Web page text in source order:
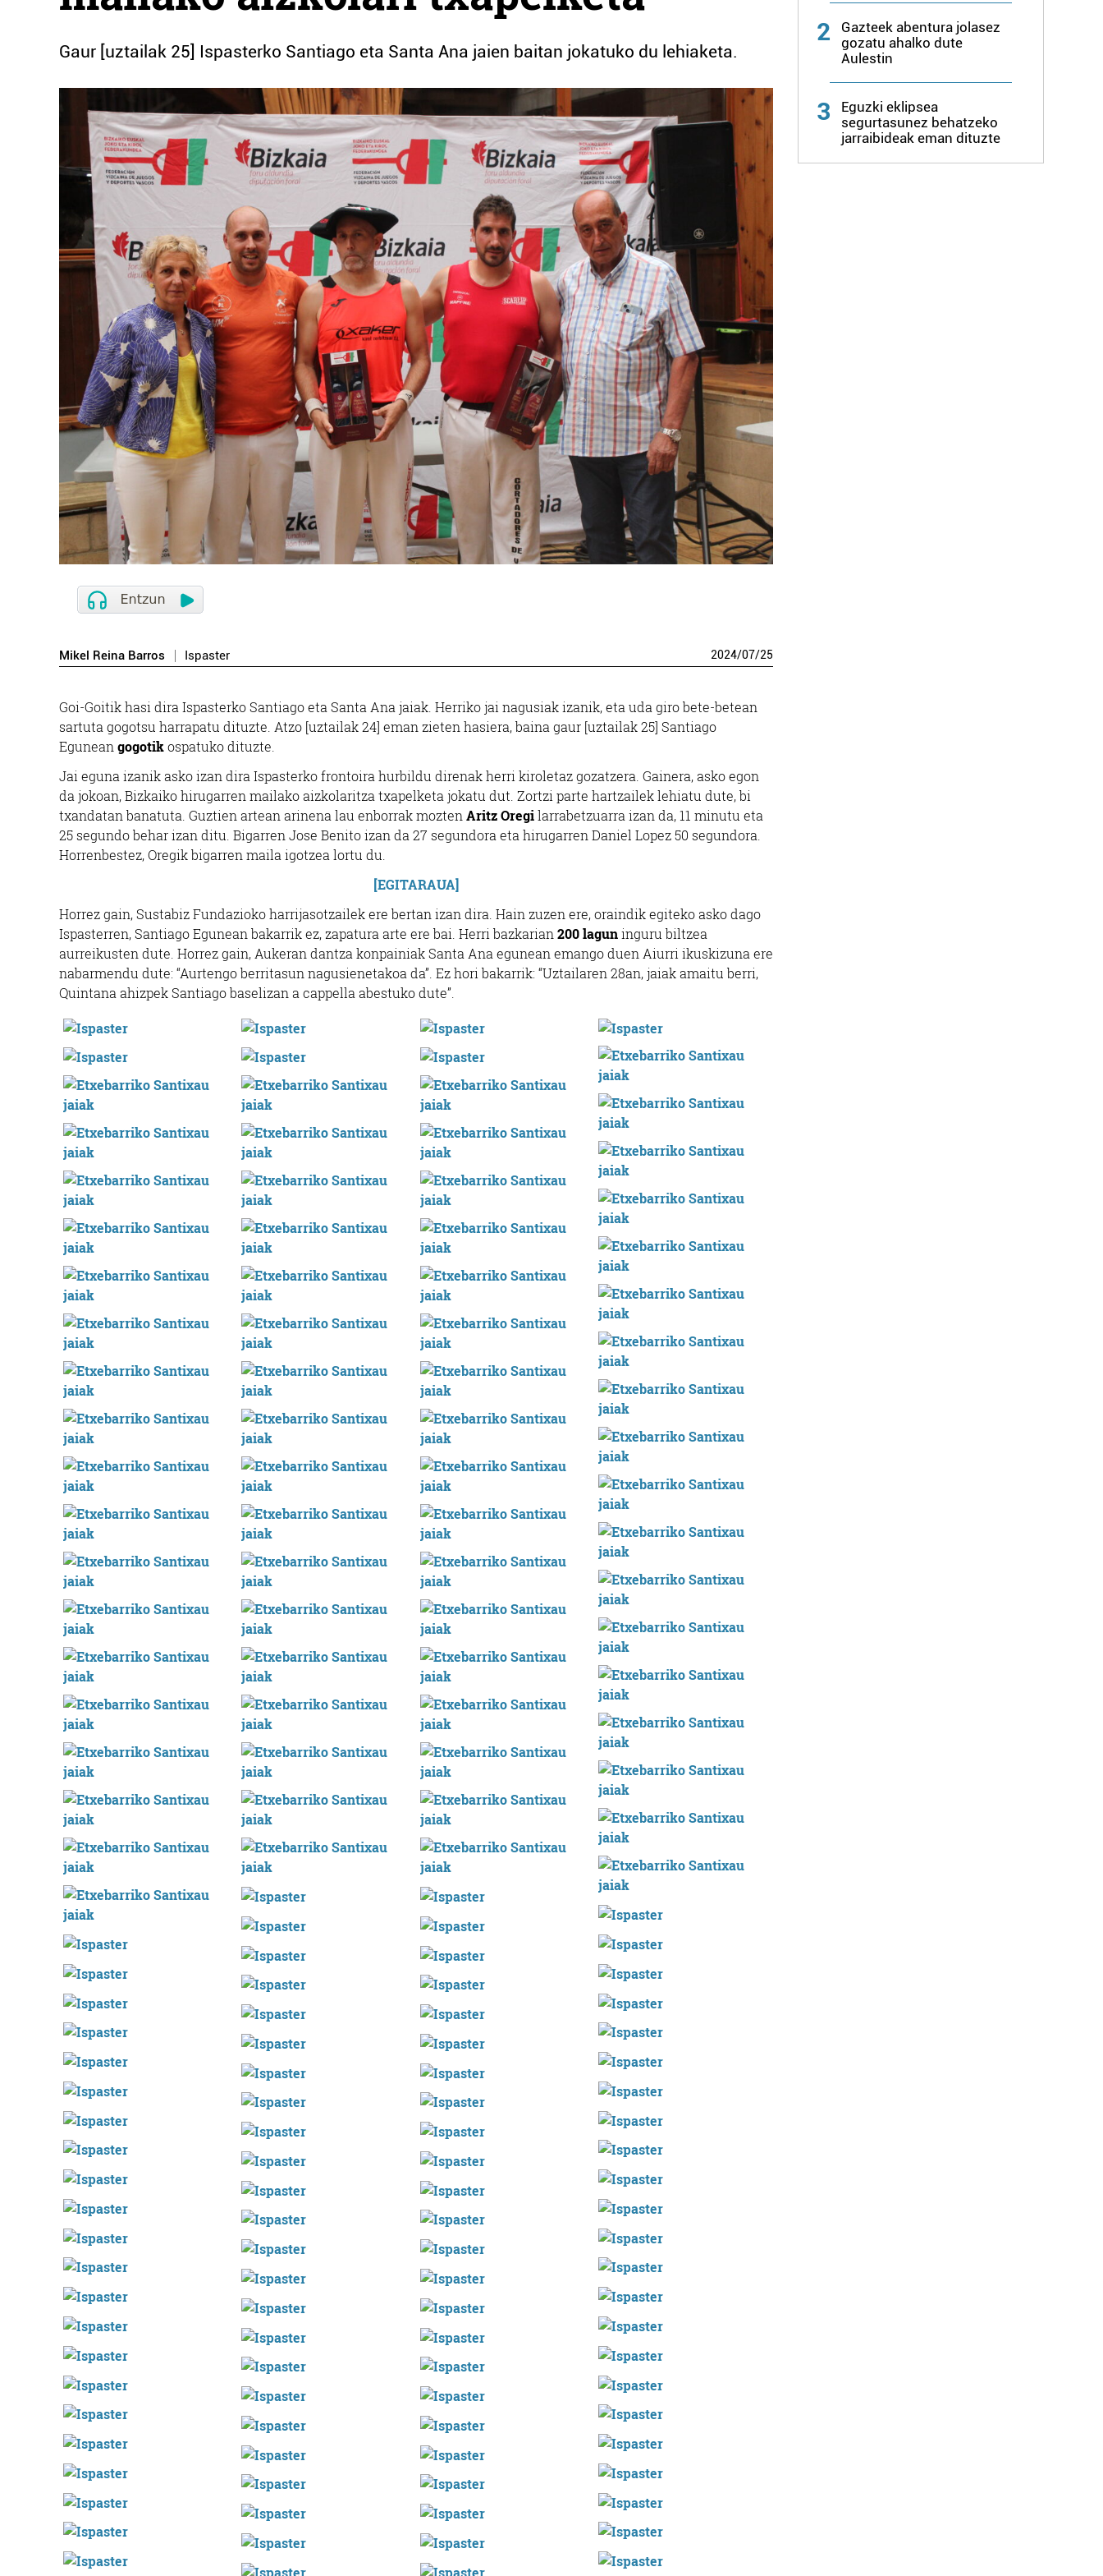
Gaur [uztailak 25] Ispasterko Santiago eta Santa Ana jaien baitan jokatuko du lehiaketa.
Mikel Reina Barros Ispaster 2024/07/25
Goi-Goitik hasi dira Ispasterko Santiago eta Santa Ana jaiak. Herriko jai nagusiak izanik, eta uda giro bete-betean
sartuta gogotsu harrapatu dituzte. Atzo [uztailak 24] eman zieten hasiera, baina gaur [uztailak 25] Santiago
Egunean gogotikospatuko dituzte.
Jai eguna izanik asko izan dira Ispasterko frontoira hurbildu direnak herri kiroletaz gozatzera. Gainera, asko egon
da jokoan, Bizkaiko hirugarren mailako aizkolaritza txapelketa jokatu dut. Zortzi parte hartzailek lehiatu dute, bi
txandatan banatuta. Guztien artean arinena lau enborrak mozten Aritz Oregilarrabetzuarra izan da, 11 minutu eta
25 segundo behar izan ditu. Bigarren Jose Benito izan da 27 segundora eta hirugarren Daniel Lopez 50 segundora.
Horrenbestez, Oregik bigarren maila igotzea lortu du.
[EGITARAUA]
Horrez gain, Sustabiz Fundazioko harrijasotzailek ere bertan izan dira. Hain zuzen ere, oraindik egiteko asko dago
Ispasterren, Santiago Egunean bakarrik ez, zapatura arte ere bai. Herri bazkarian 200 laguninguru biltzea
aurreikusten dute. Horrez gain, Aukeran dantza konpainiak Santa Ana egunean emango duen Aiurri ikuskizuna ere
nabarmendu dute: “Aurtengo berritasun nagusienetakoa da”. Ez hori bakarrik: “Uztailaren 28an, jaiak amaitu berri,
Quintana ahizpekSantiago baselizan a cappella abestuko dute”.
2
Gazteek abentura jolasez
gozatu ahalko dute
Aulestin
3
Eguzki eklipsea
segurtasunez behatzeko
jarraibideak eman dituzte